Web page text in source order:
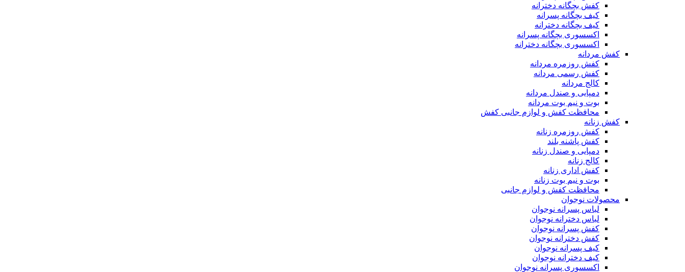
کفش بچگانه دخترانه
کیف بچگانه پسرانه
کیف بچگانه دخترانه
اکسسوری بچگانه پسرانه
اکسسوری بچگانه دخترانه
کفش مردانه
کفش روزمره مردانه
کفش رسمی مردانه
کالج مردانه
دمپایی و صندل مردانه
بوت و نیم بوت مردانه
محافظت کفش و لوازم جانبی کفش
کفش زنانه
کفش روزمره زنانه
کفش پاشنه بلند
دمپایی و صندل زنانه
کالج زنانه
کفش اداری زنانه
بوت و نیم بوت زنانه
محافظت کفش و لوازم جانبی
محصولات نوجوان
لباس پسرانه نوجوان
لباس دخترانه نوجوان
کفش پسرانه نوجوان
کفش دخترانه نوجوان
کیف پسرانه نوجوان
کیف دخترانه نوجوان
اکسسوری پسرانه نوجوان